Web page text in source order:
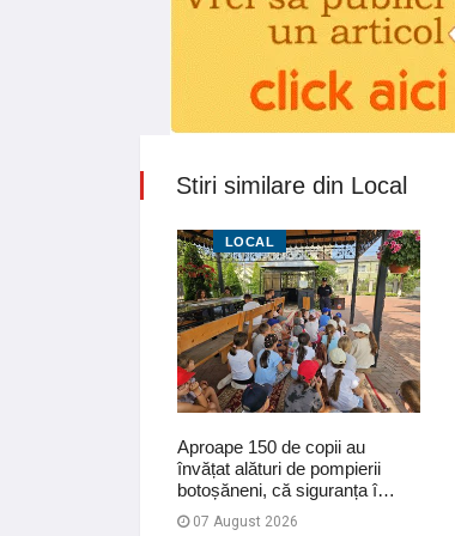
Stiri similare din Local
LOCAL
Aproape 150 de copii au
învățat alături de pompierii
botoșăneni, că siguranța î…
07 August 2026